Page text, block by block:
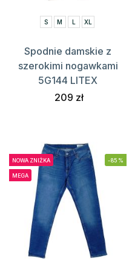
S M L XL
Spodnie damskie z
szerokimi nogawkami
5G144 LITEX
209 zł
NOWA ZNIŻKA
MEGA
-85%